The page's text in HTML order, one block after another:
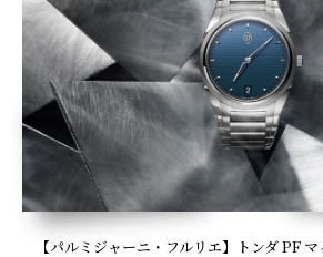
【パルミジャーニ・フルリエ】トンダ PF